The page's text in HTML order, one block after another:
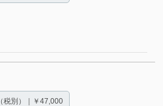
（税別）｜￥47,000